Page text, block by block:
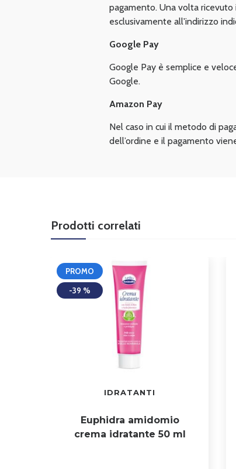
pagamento. Una volta
esclusivamente all'indirizzo
Google Pay
Google Pay è semplice e
Google.
Amazon Pay
Nel caso in cui il metodo di
dell’ordine e il pagamento
Prodotti correlati
PROMO
-39 %
IDRATANTI
Euphidra amidomio
crema idratante 50 ml